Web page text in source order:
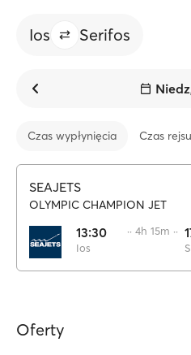
Ios Serifos
Czas wypłynięcia Czas rejsu
SEAJETS
OLYMPIC CHAMPION JET
13:30
Ios
·· 4h 15m ··
Oferty